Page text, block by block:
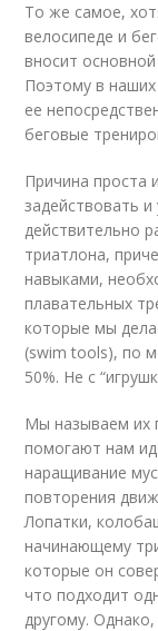
То же самое,
велосипеде и
вносит
Поэтому в
ее
беговые
Причина проста
задействовать
действительно
триатлона,
навыками,
плавательных
которые мы
(swim tools), по
50%. Не с
Мы называем их
помогают нам
наращивание
повторения
Лопатки,
начинающему
которые он
что подходит
другому.